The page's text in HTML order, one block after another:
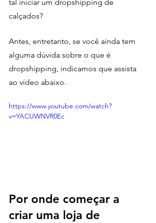
tal iniciar um dropshipping de
calçados?
Antes, entretanto, se você ainda tem
alguma dúvida sobre o que é
dropshipping, indicamos que assista
ao vídeo abaixo.
https://www.youtube.com/watch?
v=YACUWNVR0Ec
Por onde começar a
criar uma loja de